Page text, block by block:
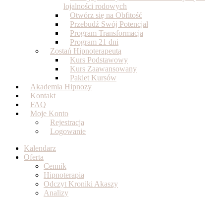
lojalności rodowych
Otwórz się na Obfitość
Przebudź Swój Potencjał
Program Transformacja
Program 21 dni
Zostań Hipnoterapeutą
Kurs Podstawowy
Kurs Zaawansowany
Pakiet Kursów
Akademia Hipnozy
Kontakt
FAQ
Moje Konto
Rejestracja
Logowanie
Kalendarz
Oferta
Cennik
Hipnoterapia
Odczyt Kroniki Akaszy
Analizy